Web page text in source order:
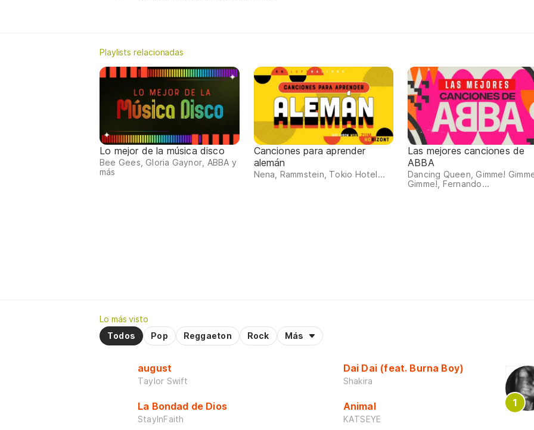
Playlists relacionadas
Lo mejor de la música disco
Bee Gees, Gloria Gaynor, ABBA y
más
Canciones para aprender
alemán
Nena, Rammstein, Tokio Hotel...
Las mejores canciones de
ABBA
Dancing Queen, Gimme!
Gimme!, Fernando...
Lo más visto
Todos
Pop Reggaeton Rock Más
august
Taylor Swift
La Bondad de Dios
StayInFaith
Dai Dai (feat. Burna Boy)
Shakira
Animal
KATSEYE